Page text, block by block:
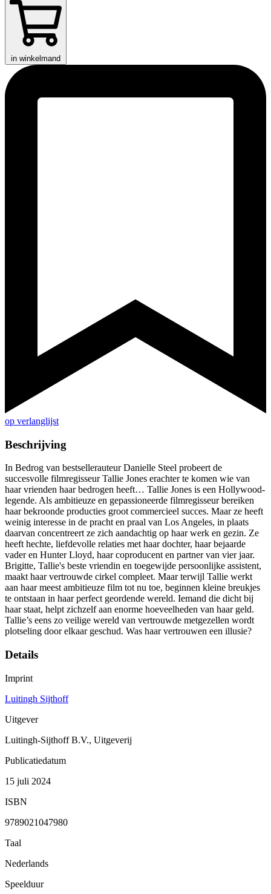
in winkelmand
op verlanglijst
Beschrijving
In Bedrog van bestsellerauteur Danielle Steel probeert de
succesvolle filmregisseur Tallie Jones erachter te komen wie van
haar vrienden haar bedrogen heeft… Tallie Jones is een Hollywood-
legende. Als ambitieuze en gepassioneerde filmregisseur bereiken
haar bekroonde producties groot commercieel succes. Maar ze heeft
weinig interesse in de pracht en praal van Los Angeles, in plaats
daarvan concentreert ze zich aandachtig op haar werk en gezin. Ze
heeft hechte, liefdevolle relaties met haar dochter, haar bejaarde
vader en Hunter Lloyd, haar coproducent en partner van vier jaar.
Brigitte, Tallie's beste vriendin en toegewijde persoonlijke assistent,
maakt haar vertrouwde cirkel compleet. Maar terwijl Tallie werkt
aan haar meest ambitieuze film tot nu toe, beginnen kleine breukjes
te ontstaan in haar perfect geordende wereld. Iemand die dicht bij
haar staat, helpt zichzelf aan enorme hoeveelheden van haar geld.
Tallie’s eens zo veilige wereld van vertrouwde metgezellen wordt
plotseling door elkaar geschud. Was haar vertrouwen een illusie?
Details
Imprint
Luitingh Sijthoff
Uitgever
Luitingh-Sijthoff B.V., Uitgeverij
Publicatiedatum
15 juli 2024
ISBN
9789021047980
Taal
Nederlands
Speelduur